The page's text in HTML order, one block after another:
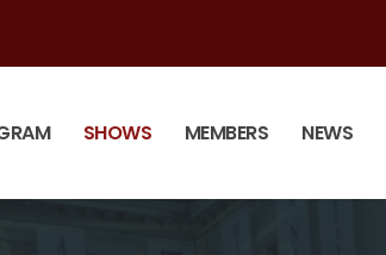
SHOWS MEMBERS NEWS